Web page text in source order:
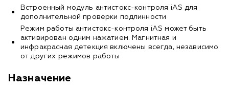
Встроенный модуль антистокс-контроля iAS для
дополнительной проверки подлинности
Режим работы антистокс-контроля iAS может быть
активирован одним нажатием. Магнитная и
инфракрасная детекция включены всегда, независимо
от других режимов работы
Назначение